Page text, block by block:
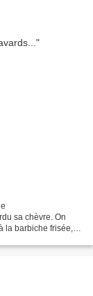
sa chèvre. On
la barbiche frisée,